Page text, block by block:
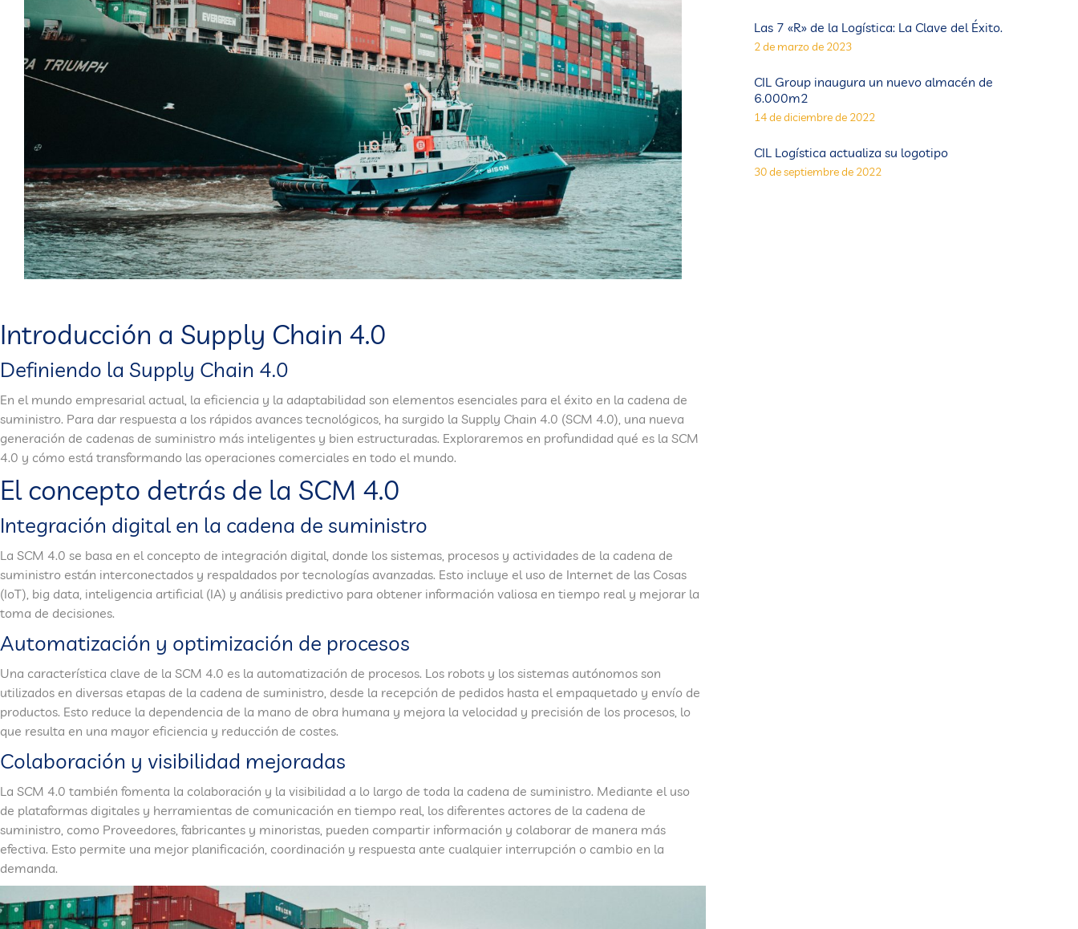
Introducción a Supply Chain 4.0
Definiendo la Supply Chain 4.0
En el mundo empresarial actual, la eficiencia y la adaptabilidad son elementos esenciales para el éxito en la cadena de
suministro. Para dar respuesta a los rápidos avances tecnológicos, ha surgido la Supply Chain 4.0 (SCM 4.0), una nueva
generación de cadenas de suministro más inteligentes y bien estructuradas. Exploraremos en profundidad qué es la SCM
4.0 y cómo está transformando las operaciones comerciales en todo el mundo.
El concepto detrás de la SCM 4.0
Integración digital en la cadena de suministro
La SCM 4.0 se basa en el concepto de integración digital, donde los sistemas, procesos y actividades de la cadena de
suministro están interconectados y respaldados por tecnologías avanzadas. Esto incluye el uso de Internet de las Cosas
(IoT), big data, inteligencia artificial (IA) y análisis predictivo para obtener información valiosa en tiempo real y mejorar la
toma de decisiones.
Automatización y optimización de procesos
Una característica clave de la SCM 4.0 es la automatización de procesos. Los robots y los sistemas autónomos son
utilizados en diversas etapas de la cadena de suministro, desde la recepción de pedidos hasta el empaquetado y envío de
productos. Esto reduce la dependencia de la mano de obra humana y mejora la velocidad y precisión de los procesos, lo
que resulta en una mayor eficiencia y reducción de costes.
Colaboración y visibilidad mejoradas
La SCM 4.0 también fomenta la colaboración y la visibilidad a lo largo de toda la cadena de suministro. Mediante el uso
de plataformas digitales y herramientas de comunicación en tiempo real, los diferentes actores de la cadena de
suministro, como Proveedores, fabricantes y minoristas, pueden compartir información y colaborar de manera más
efectiva. Esto permite una mejor planificación, coordinación y respuesta ante cualquier interrupción o cambio en la
demanda.
Las 7 «R» de la Logística: La Clave del Éxito.
2 de marzo de 2023
CIL Group inaugura un nuevo almacén de
6.000m2
14 de diciembre de 2022
CIL Logística actualiza su logotipo
30 de septiembre de 2022